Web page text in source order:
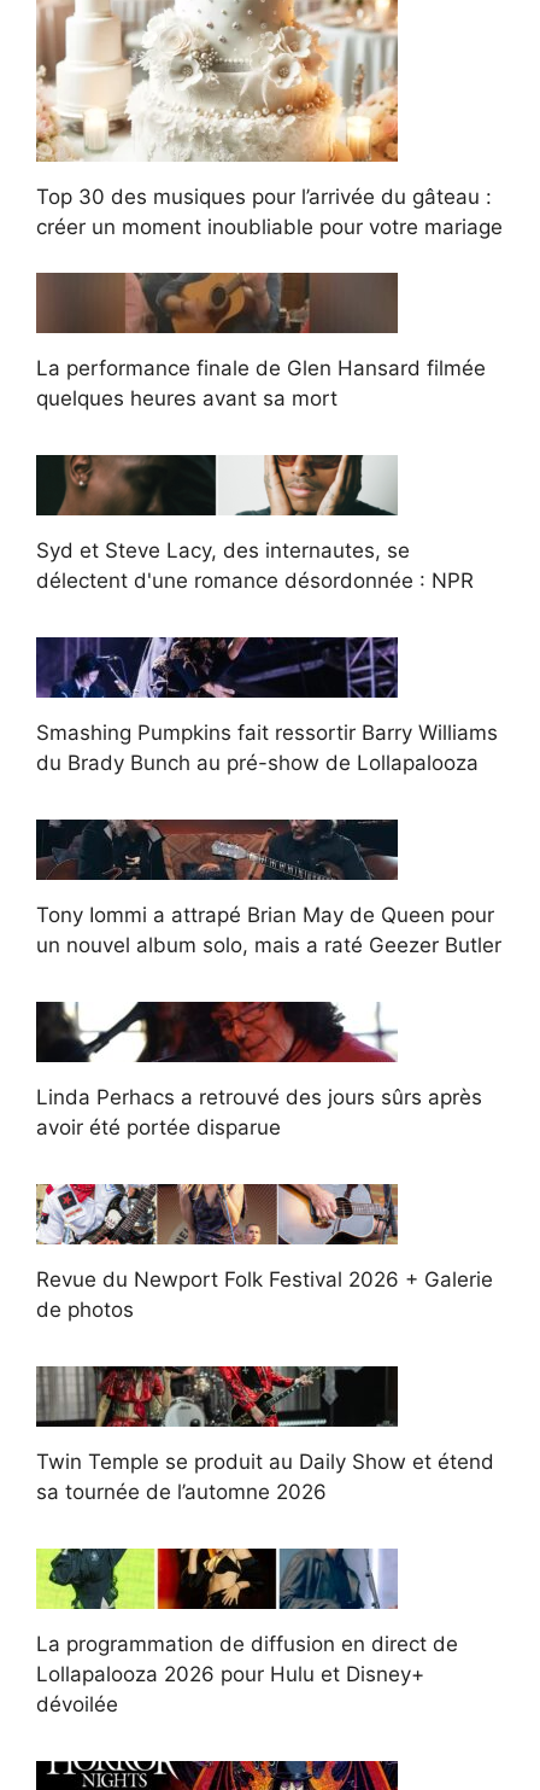
Top 30 des musiques pour l’arrivée du gâteau :
créer un moment inoubliable pour votre mariage
La performance finale de Glen Hansard filmée
quelques heures avant sa mort
Syd et Steve Lacy, des internautes, se
délectent d'une romance désordonnée : NPR
Smashing Pumpkins fait ressortir Barry Williams
du Brady Bunch au pré-show de Lollapalooza
Tony Iommi a attrapé Brian May de Queen pour
un nouvel album solo, mais a raté Geezer Butler
Linda Perhacs a retrouvé des jours sûrs après
avoir été portée disparue
Revue du Newport Folk Festival 2026 + Galerie
de photos
Twin Temple se produit au Daily Show et étend
sa tournée de l’automne 2026
La programmation de diffusion en direct de
Lollapalooza 2026 pour Hulu et Disney+
dévoilée